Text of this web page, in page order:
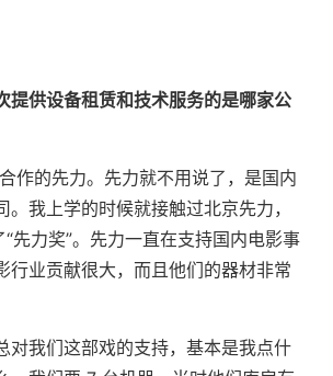
提供设备租赁和技术服务的是哪家公
作的先力。先力就不用说了，是国内
。我上学的时候就接触过北京先力，
先力奖”。先力一直在支持国内电影事
行业贡献很大，而且他们的器材非常
对我们这部戏的支持，基本是我点什